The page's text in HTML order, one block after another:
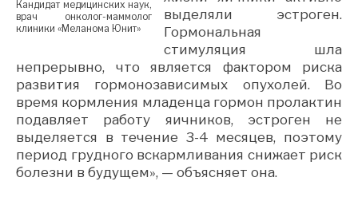
Кандидат медицинских наук,
врач онколог-маммолог
клиники «Меланома Юнит»
выделяли эстроген.
Гормональная
стимуляция шла
непрерывно, что является фактором риска
развития гормонозависимых опухолей. Во
время кормления младенца гормон пролактин
подавляет работу яичников, эстроген не
выделяется в течение 3-4 месяцев, поэтому
период грудного вскармливания снижает риск
болезни в будущем», — объясняет она.